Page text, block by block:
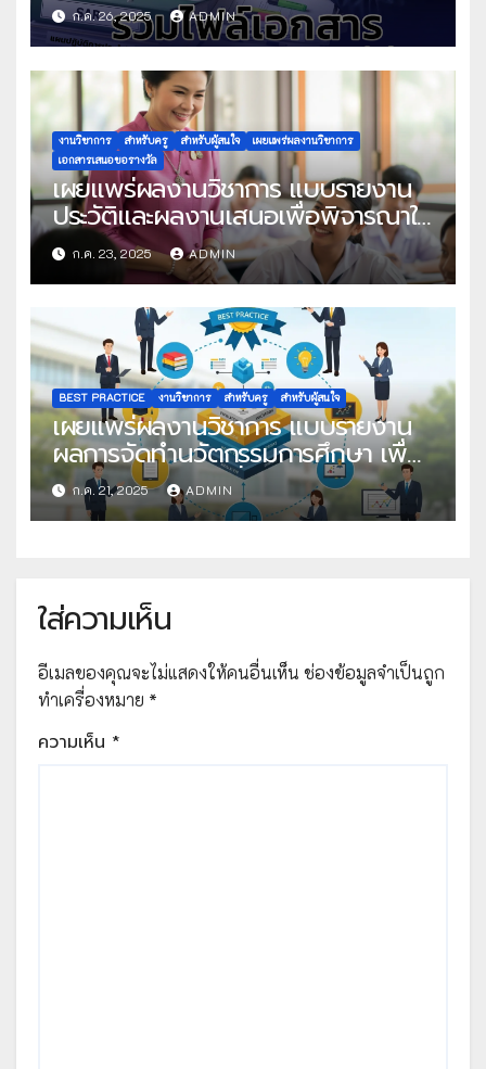
ก.ค. 26, 2025 ADMIN
งานวิชาการ สำหรับครู สำหรับผู้สนใจ
เผยแพร่ผลงานวิชาการ
เอกสารเสนอขอรางวัล
เผยแพร่ผลงานวิชาการ แบบรายงาน
ประวัติและผลงานเสนอเพื่อพิจารณาใน
โครงการครูดีในดวงใจ ประจำปี 2568
ครั้งที่ 22
ก.ค. 23, 2025 ADMIN
BEST PRACTICE งานวิชาการ สำหรับครู สำหรับผู้สนใจ
เผยแพร่ผลงานวิชาการ แบบรายงาน
ผลการจัดทำนวัตกรรมการศึกษา เพื่อ
คัดเลือกวิธีปฏิบัติที่เป็นเลิศ
ก.ค. 21, 2025 ADMIN
ใส่ความเห็น
อีเมลของคุณจะไม่แสดงให้คนอื่นเห็น ช่องข้อมูลจำเป็นถูก
ทำเครื่องหมาย *
ความเห็น *